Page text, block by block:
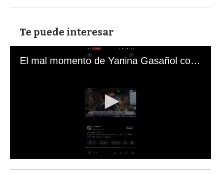
Te puede interesar
El mal momento de Yanina Gasañol con un hincha argentino en "Subrayado"
s